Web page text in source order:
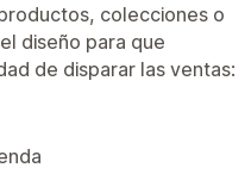
colecciones o
diseño para que
de disparar las ventas: